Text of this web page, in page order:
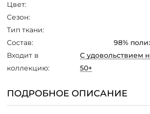
ЗАКАЗАТЬ ЗВОНОК
/
Цвет:
Сезон:
Тип ткани:
Состав:
98%
Входит в
коллекцию:
С удовольствием
50+
ПОДРОБНОЕ ОПИСАНИЕ